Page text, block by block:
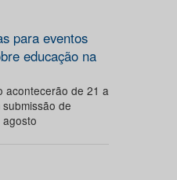
para eventos
educação na
acontecerão de 21 a
de